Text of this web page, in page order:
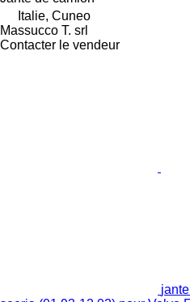
Italie, Cuneo
Massucco T. srl
Contacter le vendeur